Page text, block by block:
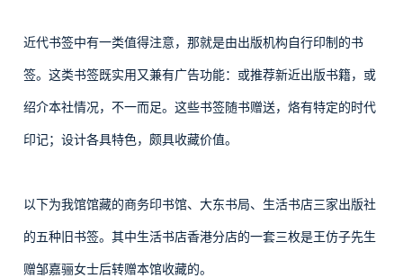
近代书签中有一类值得注意，那就是由出版机构自行印制的书
签。这类书签既实用又兼有广告功能：或推荐新近出版书籍，或
绍介本社情况，不一而足。这些书签随书赠送，烙有特定的时代
印记；设计各具特色，颇具收藏价值。
以下为我馆馆藏的商务印书馆、大东书局、生活书店三家出版社
的五种旧书签。其中生活书店香港分店的一套三枚是王仿子先生
赠邹嘉骊女士后转赠本馆收藏的。